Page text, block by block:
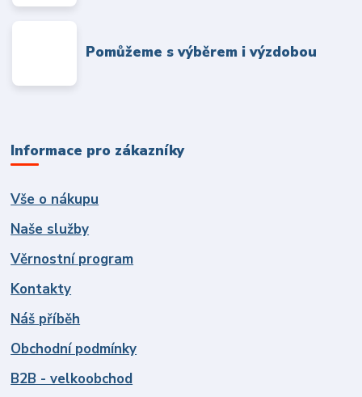
Pomůžeme s výběrem i výzdobou
Informace pro zákazníky
Vše o nákupu
Naše služby
Věrnostní program
Kontakty
Náš příběh
Obchodní podmínky
B2B - velkoobchod